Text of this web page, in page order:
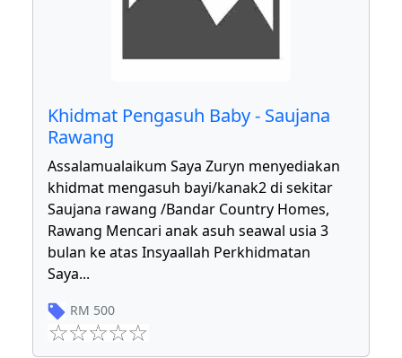
Khidmat Pengasuh Baby - Saujana
Rawang
Assalamualaikum Saya Zuryn menyediakan
khidmat mengasuh bayi/kanak2 di sekitar
Saujana rawang /Bandar Country Homes,
Rawang Mencari anak asuh seawal usia 3
bulan ke atas Insyaallah Perkhidmatan
Saya...
RM 500